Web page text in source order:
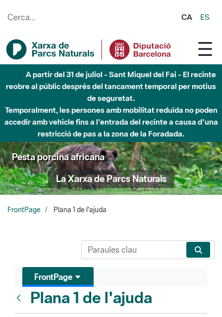
CA ES
A partir del 31 de juliol - Sant Miquel del Fai - El recinte
reobre al públic després del tancament temporal per motius
de seguretat.
Temporalment, les persones amb mobilitat reduïda no poden
accedir amb vehicle fins a l'entrada del recinte a causa d'una
restricció de pas a la zona de la Foradada.
Pesta porcina africana
La Xarxa de Parcs Naturals
FrontPage Plana 1 de l'ajuda
FrontPage
Plana 1 de l'ajuda